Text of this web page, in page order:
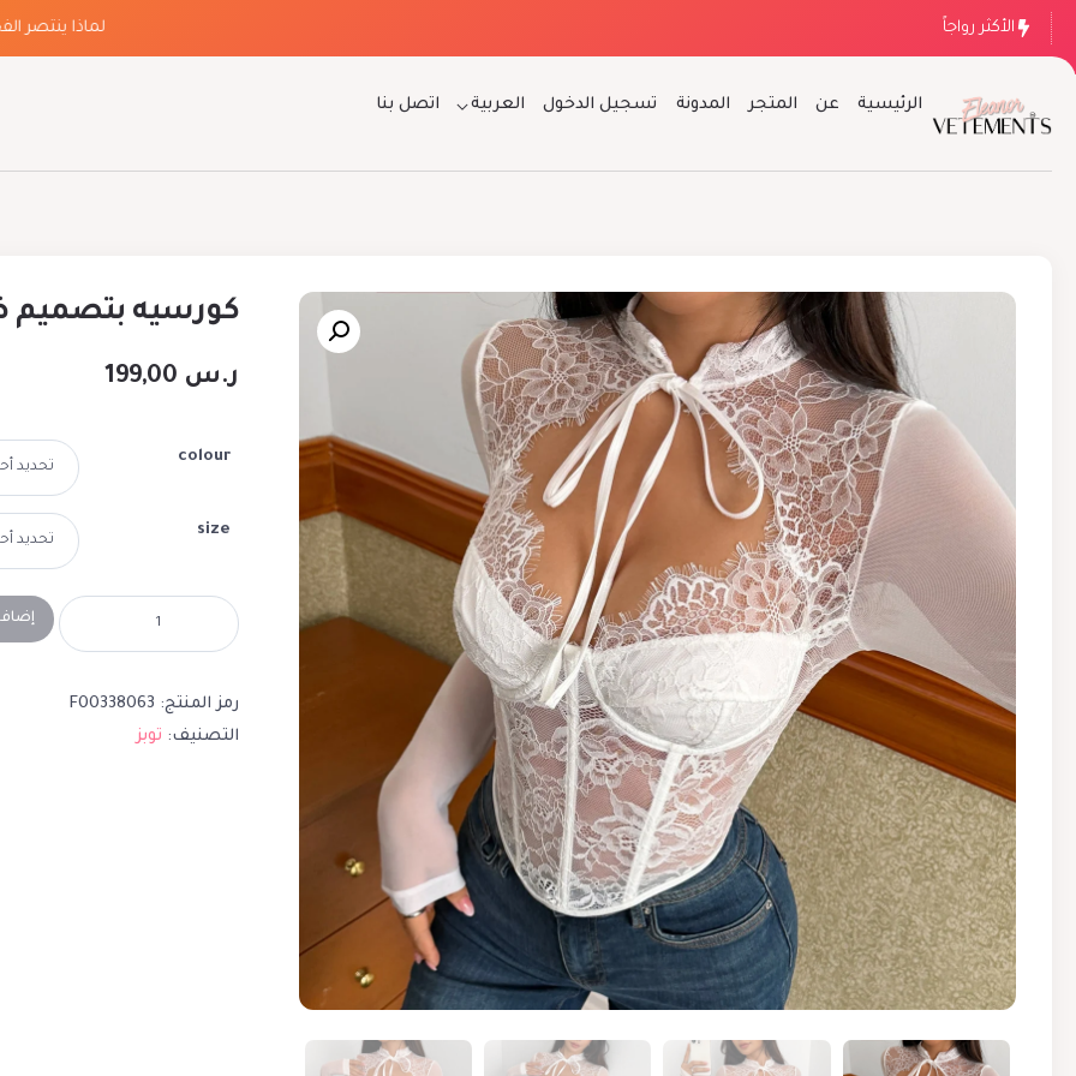
الأكثر رواجاً لماذا ينتصر
الرئيسية عن المتجر المدونة تسجيل الدخول العربية اتصل بنا
كورسيه بتصميم
ر.س
colour
size
رمز المنتج: F00338063
التصنيف: توبز